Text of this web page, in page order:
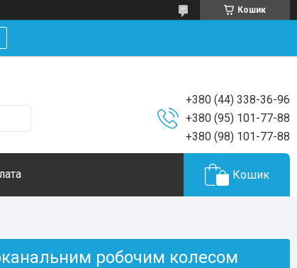
Кошик
+380 (44) 338-36-96
+380 (95) 101-77-88
+380 (98) 101-77-88
Кошик
робочим колесом